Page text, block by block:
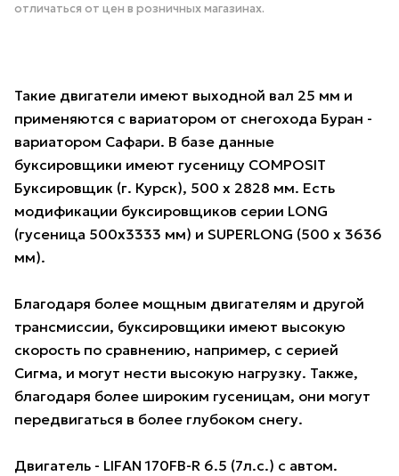
отличаться от цен в розничных магазинах.
Такие двигатели имеют выходной вал 25 мм и
применяются с вариатором от снегохода Буран -
вариатором Сафари. В базе данные
буксировщики имеют гусеницу COMPOSIT
Буксировщик (г. Курск), 500 х 2828 мм. Есть
модификации буксировщиков серии LONG
(гусеница 500х3333 мм) и SUPERLONG (500 х 3636
мм).
Благодаря более мощным двигателям и другой
трансмиссии, буксировщики имеют высокую
скорость по сравнению, например, с серией
Сигма, и могут нести высокую нагрузку. Также,
благодаря более широким гусеницам, они могут
передвигаться в более глубоком снегу.
Двигатель - LIFAN 170FB-R 6.5 (7л.с.) с автом.